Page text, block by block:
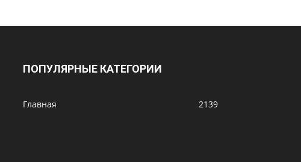
ПОПУЛЯРНЫЕ КАТЕГОРИИ
Главная 2139